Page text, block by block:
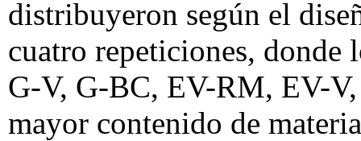
distribuyeron según el
cuatro repeticiones,
G-V, G-BC, EV-RM, EV-
mayor contenido de